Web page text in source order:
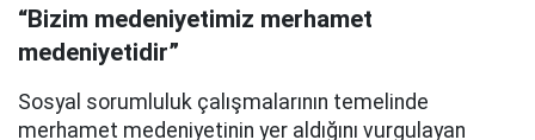
“Bizim medeniyetimiz merhamet
medeniyetidir”
Sosyal sorumluluk çalışmalarının temelinde
merhamet medeniyetinin yer aldığını vurgulayan